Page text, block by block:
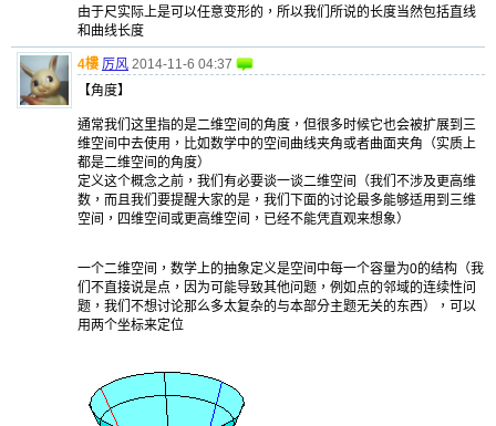
由于尺实际上是可以任意变形的，所以我们所说的长度当然包括直线
和曲线长度
4樓 厉风 2014-11-6 04:37
【角度】
通常我们这里指的是二维空间的角度，但很多时候它也会被扩展到三
维空间中去使用，比如数学中的空间曲线夹角或者曲面夹角（实质上
都是二维空间的角度）
定义这个概念之前，我们有必要谈一谈二维空间（我们不涉及更高维
数，而且我们要提醒大家的是，我们下面的讨论最多能够适用到三维
空间，四维空间或更高维空间，已经不能凭直观来想象）
一个二维空间，数学上的抽象定义是空间中每一个容量为0的结构（我
们不直接说是点，因为可能导致其他问题，例如点的邻域的连续性问
题，我们不想讨论那么多太复杂的与本部分主题无关的东西），可以
用两个坐标来定位